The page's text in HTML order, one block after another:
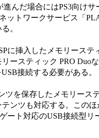
進んだ場合にはPS3向け
ットワークサービス「
。
に挿入したメモリーステ
ースティック PRO Duo
接続する必要がある。
を保存したメモリース
ンツも対応する。この
ート対応のUSB接続型